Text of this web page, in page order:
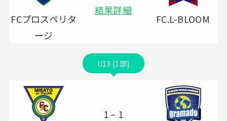
FCプロスペリタ
ージ
結果詳細
FC.L-BLOOM
U13 [1部]
1 – 1